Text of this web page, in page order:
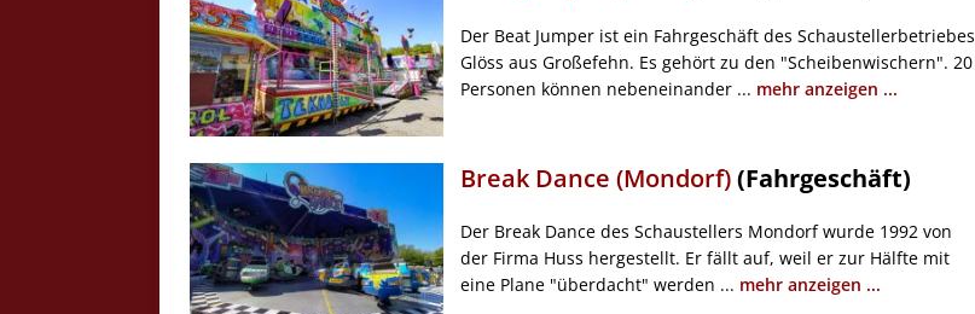
Der Beat Jumper ist ein Fahrgeschäft des Schaustellerbetriebes
Glöss aus Großefehn. Es gehört zu den "Scheibenwischern". 20
Personen können nebeneinander ... mehr anzeigen ...
Break Dance (Mondorf)(Fahrgeschäft)
Der Break Dance des Schaustellers Mondorf wurde 1992 von
der Firma Huss hergestellt. Er fällt auf, weil er zur Hälfte mit
eine Plane "überdacht" werden ... mehr anzeigen ...